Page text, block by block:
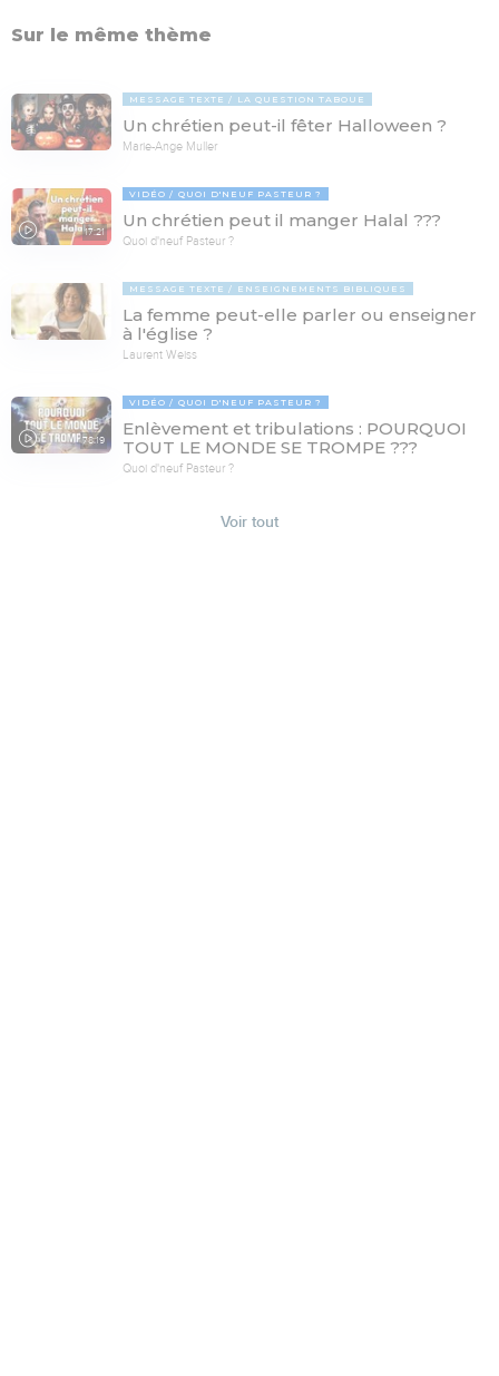
Sur le même thème
MESSAGE TEXTE LA QUESTION TABOUE
Un chrétien peut-il fêter Halloween ?
Marie-Ange Muller
17:21
VIDÉO QUOI D'NEUF PASTEUR ?
Un chrétien peut il manger Halal ???
Quoi d'neuf Pasteur ?
MESSAGE TEXTE ENSEIGNEMENTS BIBLIQUES
La femme peut-elle parler ou enseigner
à l'église ?
Laurent Weiss
78:19
VIDÉO QUOI D'NEUF PASTEUR ?
Enlèvement et tribulations : POURQUOI
TOUT LE MONDE SE TROMPE ???
Quoi d'neuf Pasteur ?
Voir tout